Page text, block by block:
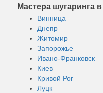
Мастера шугаринга
Винница
Днепр
Житомир
Запорожье
Ивано-Франковск
Киев
Кривой Рог
Луцк